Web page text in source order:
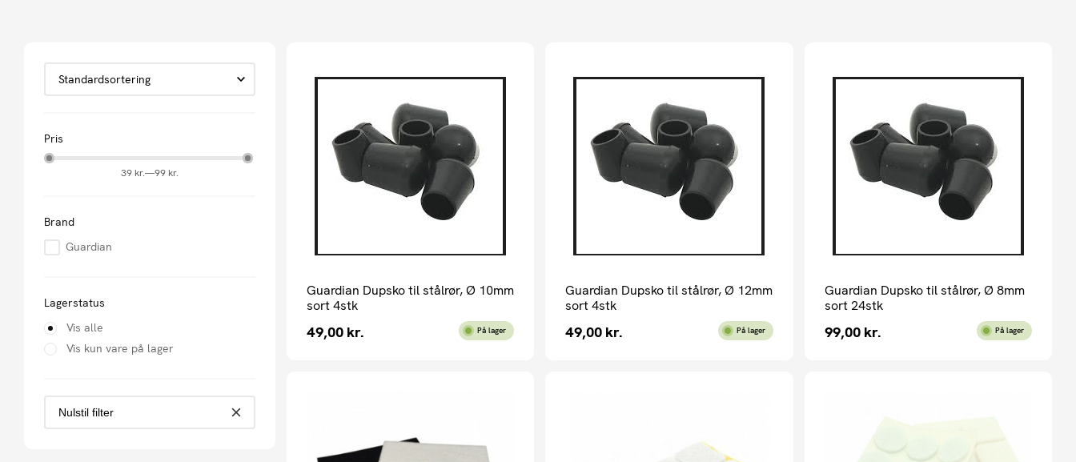
Pris
39 kr.—99 kr.
Brand
Guardian
Lagerstatus
Vis alle
Vis kun vare på lager
Nulstil filter
Guardian Dupsko til stålrør, Ø 10mm
sort 4stk
49,00 kr. På lager
Guardian Dupsko til stålrør, Ø 12mm
sort 4stk
49,00 kr. På lager
Guardian Dupsko til stålrør, Ø 8mm
sort 24stk
99,00 kr. På lager